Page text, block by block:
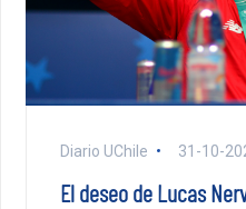
Diario UChile 31-10-
El deseo de Lucas